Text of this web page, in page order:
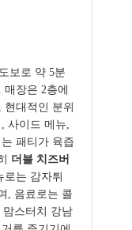
보로 약 5분
매장은 2층에
현대적인 분위
사이드 메뉴,
패티가 육즙
더블 치즈버
로는 감자튀
, 음료로는 콜
스터치 강남